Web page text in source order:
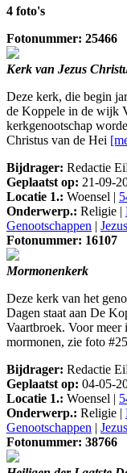
4 foto's
Fotonummer: 25466
Kerk van Jezus
Deze kerk, die begin
de Koppele in de wijk
kerkgenootschap
Christus van de Hei
Bijdrager: Redactie
Geplaatst op: 21-09-
Locatie 1.: Woensel |
Onderwerp.: Religie |
Genootschappen |
Fotonummer: 16107
Mormonenkerk
Deze kerk van het
Dagen staat aan De
Vaartbroek. Voor meer
mormonen, zie foto #25
Bijdrager: Redactie
Geplaatst op: 04-05-
Locatie 1.: Woensel |
Onderwerp.: Religie |
Genootschappen |
Fotonummer: 38766